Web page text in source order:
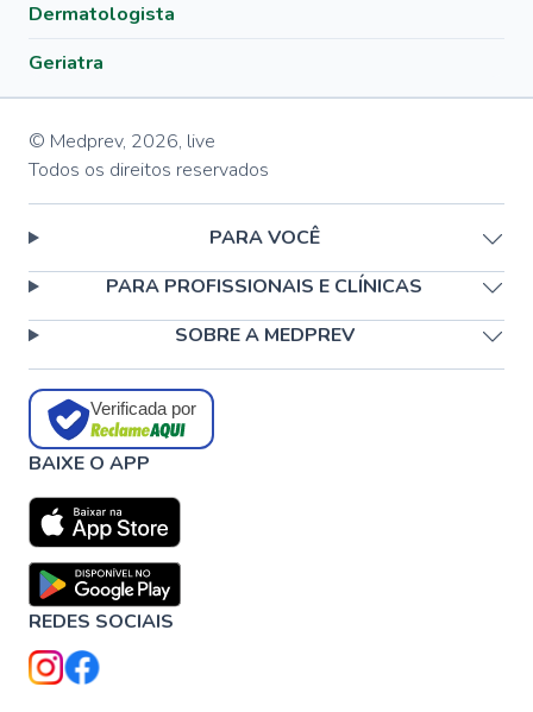
Dermatologista
Geriatra
© Medprev, 2026, live
Todos os direitos reservados
PARA VOCÊ
PARA PROFISSIONAIS E CLÍNICAS
SOBRE A MEDPREV
Verificada por
BAIXE O APP
REDES SOCIAIS